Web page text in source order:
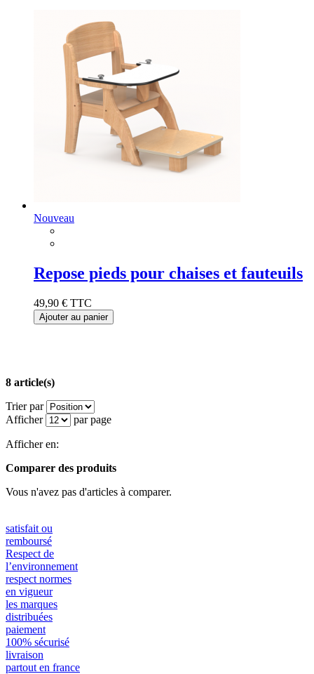
Nouveau
Repose pieds pour chaises et fauteuils
49,90 € TTC
Ajouter au panier
8 article(s)
Trier par
Afficher
par page
Afficher en:
Comparer des produits
Vous n'avez pas d'articles à comparer.
satisfait ou
remboursé
Respect de
l’environnement
respect normes
en vigueur
les marques
distribuées
paiement
100% sécurisé
livraison
partout en france